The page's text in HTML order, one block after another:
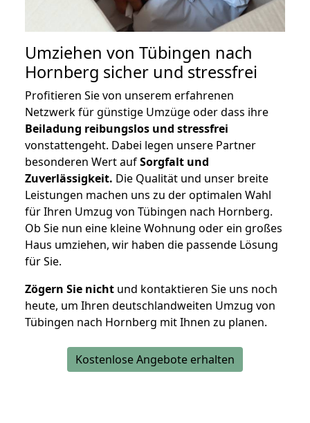
Umziehen von Tübingen nach
Hornberg sicher und stressfrei
Profitieren Sie von unserem erfahrenen
Netzwerk für günstige Umzüge oder dass ihre
Beiladung reibungslos und stressfrei
vonstattengeht. Dabei legen unsere Partner
besonderen Wert aufSorgfalt und
Zuverlässigkeit. Die Qualität und unser breite
Leistungen machen uns zu der optimalen Wahl
für Ihren Umzug von Tübingen nach Hornberg.
Ob Sie nun eine kleine Wohnung oder ein großes
Haus umziehen, wir haben die passende Lösung
für Sie.
Zögern Sie nicht und kontaktieren Sie uns noch
heute, um Ihren deutschlandweiten Umzug von
Tübingen nach Hornberg mit Ihnen zu planen.
Kostenlose Angebote erhalten